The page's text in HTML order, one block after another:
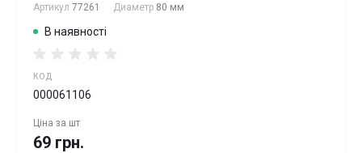
Артикул 77261 Диаметр 80 мм
В наявності
КОД
000061106
Ціна за шт
69 грн.